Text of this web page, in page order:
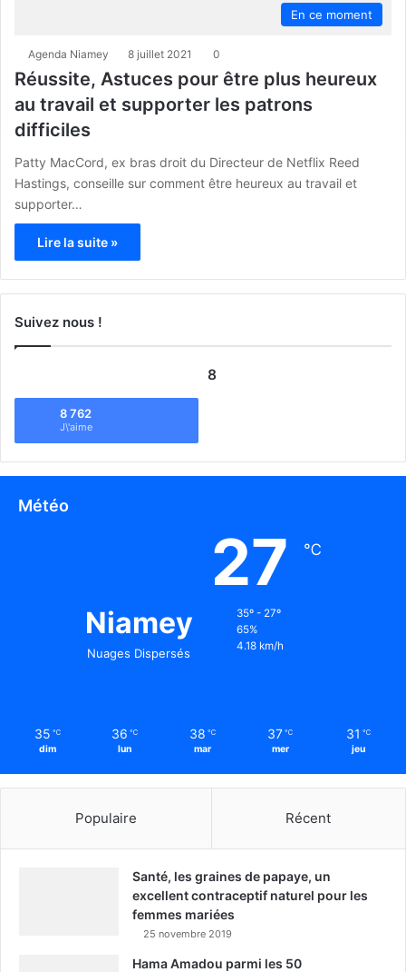
En ce moment
Agenda Niamey 8 juillet 2021 0
Réussite, Astuces pour être plus heureux
au travail et supporter les patrons
difficiles
Patty MacCord, ex bras droit du Directeur de Netflix Reed
Hastings, conseille sur comment être heureux au travail et
supporter…
Lire la suite »
Suivez nous !
8
8 762
J\'aime
Météo
Niamey
Nuages Dispersés
27 ℃
35º - 27º
65%
4.18 km/h
35 ℃
dim
36 ℃
lun
38 ℃
mar
37 ℃
mer
31 ℃
jeu
Populaire Récent
Santé, les graines de papaye, un
excellent contraceptif naturel pour les
femmes mariées
25 novembre 2019
Hama Amadou parmi les 50